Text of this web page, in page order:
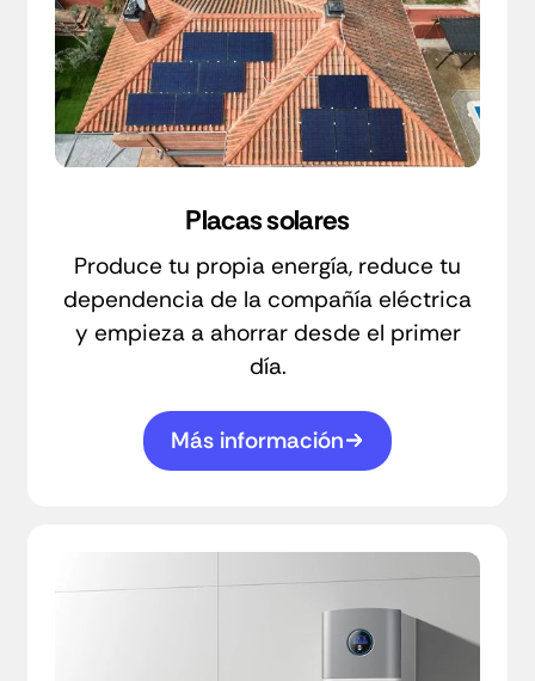
Placas solares
Produce tu propia energía, reduce tu
dependencia de la compañía eléctrica
y empieza a ahorrar desde el primer
día.
Más información